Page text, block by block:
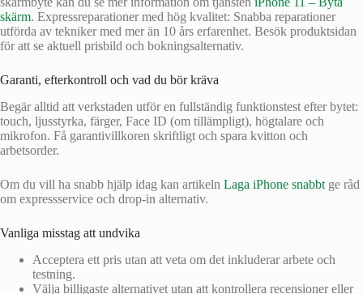
skärm. Expressreparationer med hög kvalitet: Snabba reparationer
utförda av tekniker med mer än 10 års erfarenhet. Besök produktsidan
för att se aktuell prisbild och bokningsalternativ.
Garanti, efterkontroll och vad du bör kräva
Begär alltid att verkstaden utför en fullständig funktionstest efter bytet:
touch, ljusstyrka, färger, Face ID (om tillämpligt), högtalare och
mikrofon. Få garantivillkoren skriftligt och spara kvitton och
arbetsorder.
Om du vill ha snabb hjälp idag kan artikeln Laga iPhone snabbt ge råd
om expressservice och drop-in alternativ.
Vanliga misstag att undvika
Acceptera ett pris utan att veta om det inkluderar arbete och
testning.
Välja billigaste alternativet utan att kontrollera recensioner eller